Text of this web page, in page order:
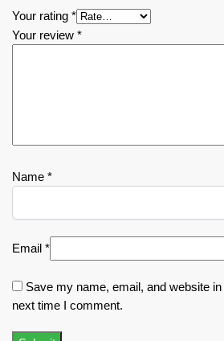
Your rating *
Your review *
Name *
Email *
Save my name, email, and website
next time I comment.